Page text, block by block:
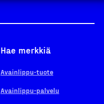
Hae merkkiä
Avainlippu-tuote
Avainlippu-palvelu